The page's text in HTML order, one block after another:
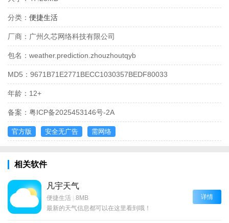
分类： 便捷生活
厂商： 广州久芯网络科技有限公司
包名： weather.prediction.zhouzhoutqyb
MD5： 9671B71E2771BECC1030357BEDF80033
年龄： 12+
备案： 粤ICP备2025453146号-2A
官方版 安全无广告 需网络
相关软件
凡宇天气
便捷生活 | 8MB
最新的天气信息都可以在这里看到哦！
详情